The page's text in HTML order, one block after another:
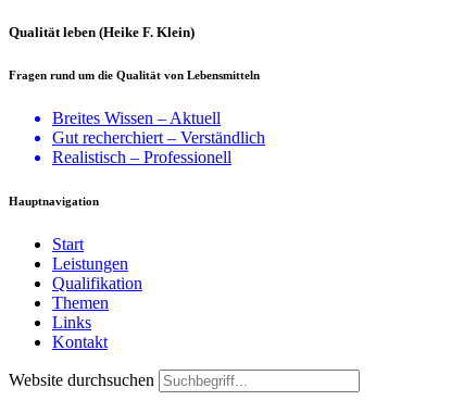
Qualität leben (Heike F. Klein)
Fragen rund um die Qualität von Lebensmitteln
Breites Wissen – Aktuell
Gut recherchiert – Verständlich
Realistisch – Professionell
Hauptnavigation
Start
Leistungen
Qualifikation
Themen
Links
Kontakt
Website durchsuchen